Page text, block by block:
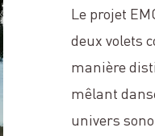
Le projet
deux volets
manière
mêlant
univers